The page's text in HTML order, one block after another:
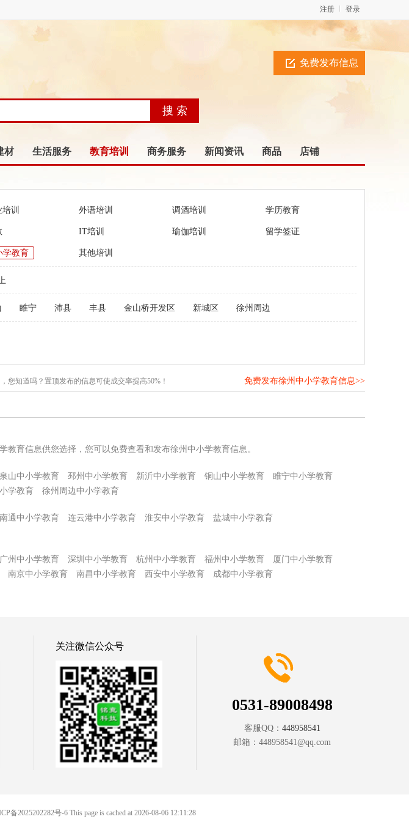
登录
注册
免费发布信息
材 生活服务 教育培训 商务服务 新闻资讯 商品 店铺
训 外语培训 调酒培训 学历教育
IT培训 瑜伽培训 留学签证
学教育 其他培训
睢宁 沛县 丰县 金山桥开发区 新城区 徐州周边
您知道吗？置顶发布的信息可使成交率提高50%！ 免费发布徐州中小学教育信息>>
育信息供您选择，您可以免费查看和发布徐州中小学教育信息。
泉山中小学教育 邳州中小学教育 新沂中小学教育 铜山中小学教育
睢宁中小学教育
学教育 徐州周边中小学教育
南通中小学教育 连云港中小学教育 淮安中小学教育
盐城中小学教育
广州中小学教育 深圳中小学教育 杭州中小学教育 福州中小学教育
厦门中小学教育
南京中小学教育 南昌中小学教育 西安中小学教育 成都中小学教育
关注微信公众号
0531-89008498
客服QQ： 448958541
邮箱： 448958541@qq.com
备2025202282号-6 This page is cached at 2026-08-06 12:11:28